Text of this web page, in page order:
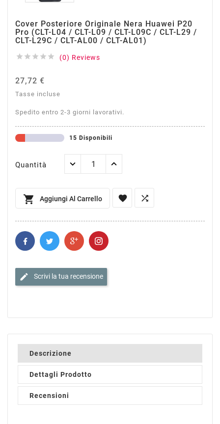
Cover Posteriore Originale Nera Huawei P20
Pro (CLT-L04 / CLT-L09 / CLT-L09C / CLT-L29 /
CLT-L29C / CLT-AL00 / CLT-AL01)
     (0) Reviews
27,72 €
Tasse incluse
Spedito entro 2-3 giorni lavorativi.
15 Disponibili
Quantità
 Aggiungi Al Carrello  
edit Scrivi la tua recensione
Descrizione
Dettagli Prodotto
Recensioni